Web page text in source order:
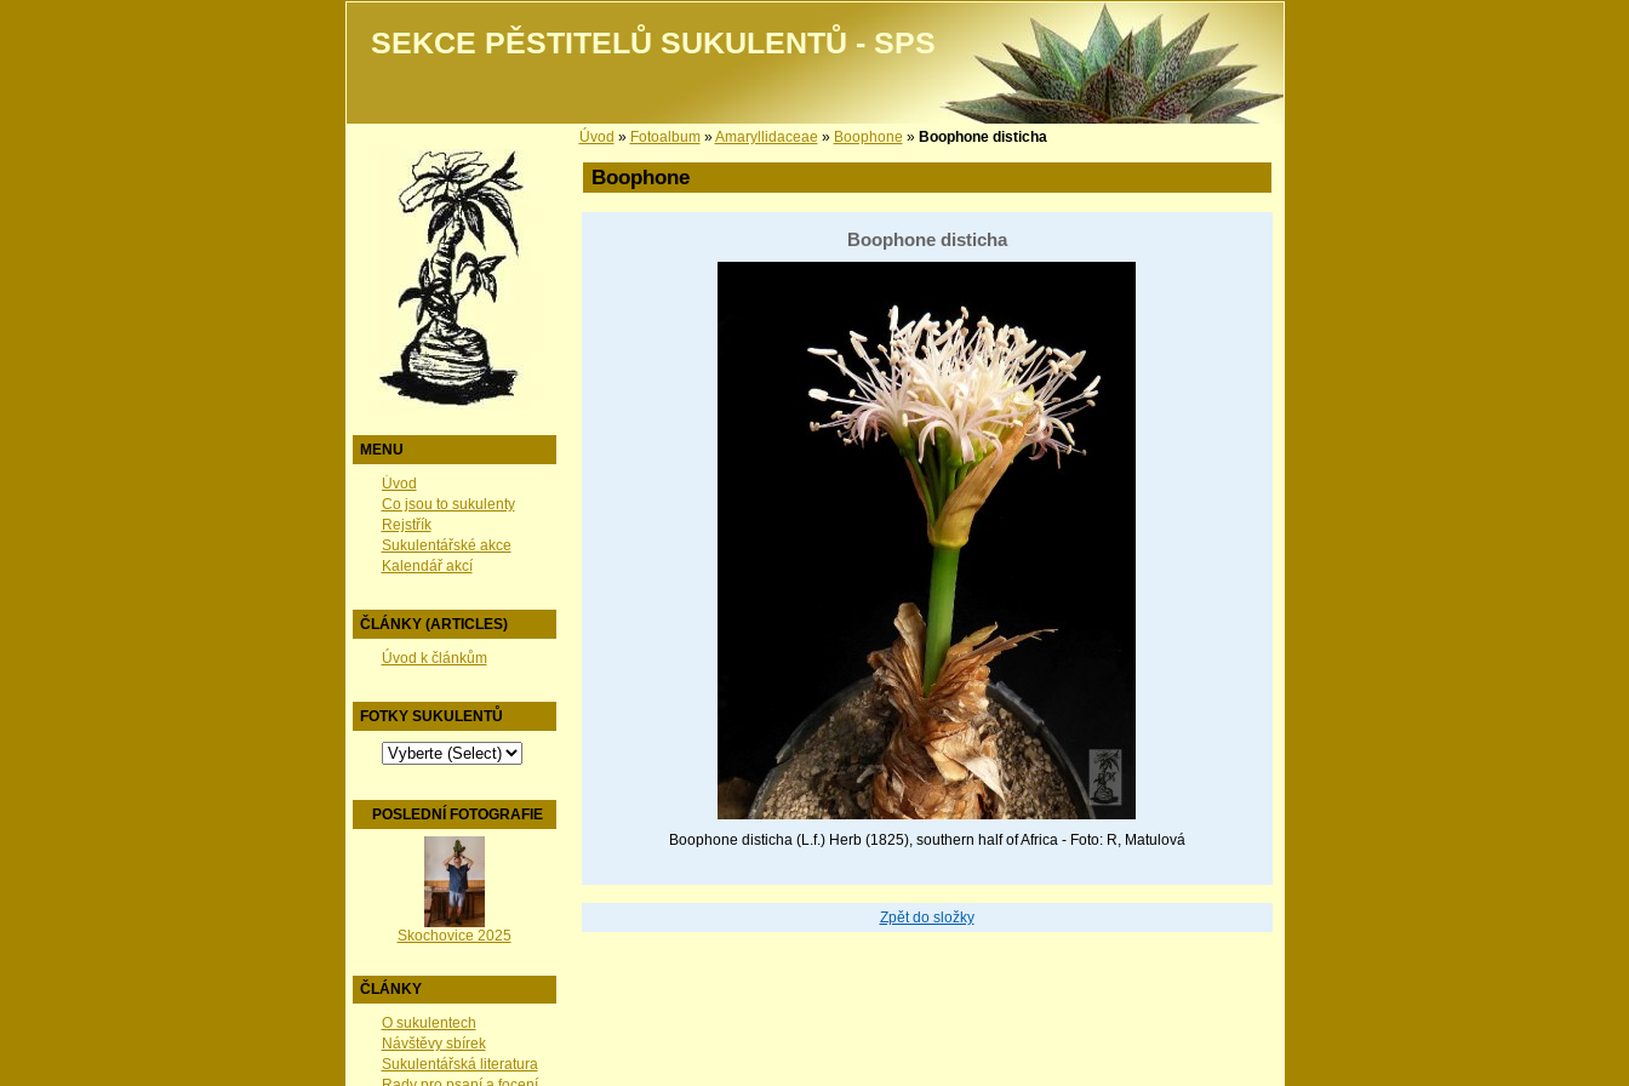
SEKCE PĚSTITELŮ SUKULENTŮ - SPS
MENU
Úvod
Co jsou to sukulenty
Rejstřík
Sukulentářské akce
Kalendář akcí
ČLÁNKY (ARTICLES)
Úvod k článkům
FOTKY SUKULENTŮ
POSLEDNÍ FOTOGRAFIE
Skochovice 2025
ČLÁNKY
O sukulentech
Návštěvy sbírek
Sukulentářská literatura
Úvod » Fotoalbum»Amaryllidaceae » Boophone » Boophone disticha
Boophone
Boophone disticha
Boophone disticha (L.f.) Herb (1825), southern half of Africa - Foto: R, Matulová
Zpět do složky